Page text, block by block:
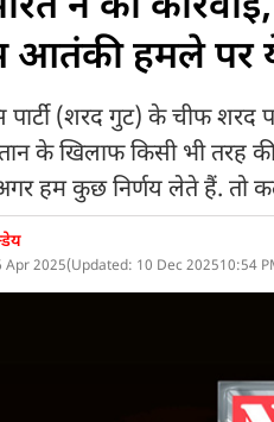
आतंकी हमले पर
पार्टी (शरद गुट) के चीफ
के खिलाफ किसी भी तरह
हम कुछ निर्णय लेते हैं. तो
Apr 2025(Updated: 10 Dec 202510:54